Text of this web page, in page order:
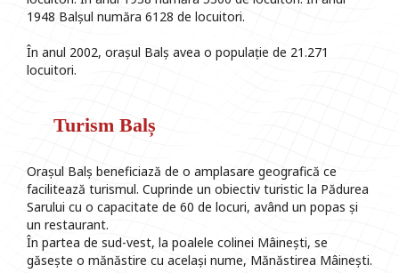
1948 Balșul număra 6128 de locuitori.
În anul 2002, orașul Balș avea o populație de 21.271
locuitori.
Turism Balș
Orașul Balș beneficiază de o amplasare geografică ce
facilitează turismul. Cuprinde un obiectiv turistic la Pădurea
Sarului cu o capacitate de 60 de locuri, având un popas și
un restaurant.
În partea de sud-vest, la poalele colinei Mâinești, se
găsește o mănăstire cu același nume, Mănăstirea Mâinești.